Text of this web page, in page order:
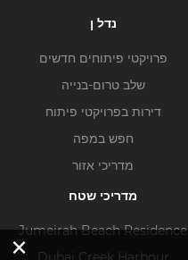
נדל ן
פרויקטי פיתוחים חדשים
שלב טרום-בנייה
דירות בפרויקטי פיתוח
חפש במפה
מדריכי אזור
מדריכי שטח
Jumeirah Beach Residence
×